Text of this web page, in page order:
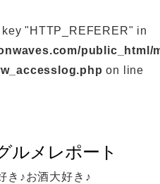
"HTTP_REFERER" in
public_html/
on line
き♪お酒大好き♪